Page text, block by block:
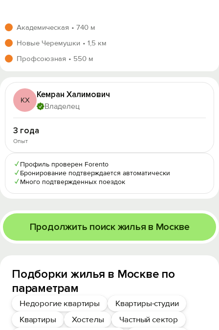
Академическая
740 м
Новые Черемушки
1,5 км
Профсоюзная
550 м
КХ
Кемран Халимович
Владелец
3 года
Опыт
✓ Профиль проверен Forento
✓ Бронирование подтверждается автоматически
✓ Много подтвержденных поездок
Продолжить поиск жилья в Москве
Подборки жилья в Москве по
параметрам
Недорогие квартиры
Квартиры-студии
Квартиры
Хостелы
Частный сектор